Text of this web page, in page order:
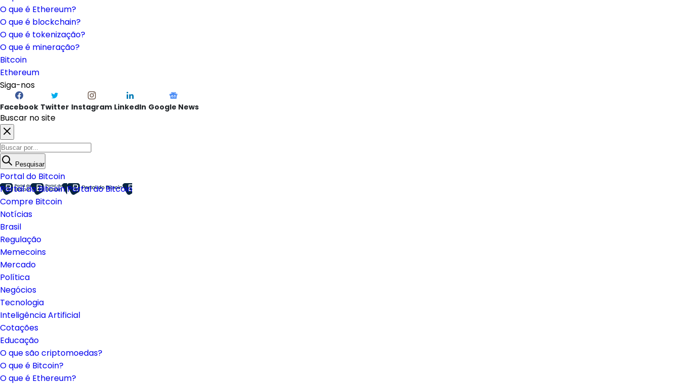
O que é Ethereum?
O que é blockchain?
O que é tokenização?
O que é mineração?
Bitcoin
Ethereum
Siga-nos
Facebook Twitter Instagram LinkedIn Google News
Buscar no site
Pesquisar
Portal do Bitcoin
Portal do BitcoinPortal do Bitcoin
Compre Bitcoin
Notícias
Brasil
Regulação
Memecoins
Mercado
Política
Negócios
Tecnologia
Inteligência Artificial
Cotações
Educação
O que são criptomoedas?
O que é Bitcoin?
O que é Ethereum?